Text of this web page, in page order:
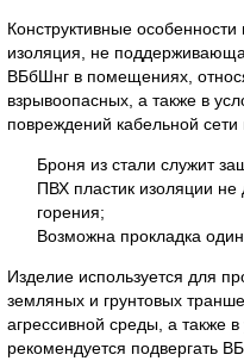
Конструктивные
изоляция, не
ВБбШнг в помещениях,
взрывоопасных, а также в
повреждений кабельной
Броня из стали служит
ПВХ пластик изоляции не
горения;
Возможна прокладка
Изделие используется для
земляных и грунтовых
агрессивной среды, а также
рекомендуется подвергать